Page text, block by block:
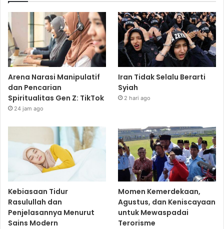
Arena Narasi Manipulatif
dan Pencarian
Spiritualitas Gen Z: TikTok
24 jam ago
Iran Tidak Selalu Berarti
Syiah
2 hari ago
Kebiasaan Tidur
Rasulullah dan
Penjelasannya Menurut
Sains Modern
Momen Kemerdekaan,
Agustus, dan Keniscayaan
untuk Mewaspadai
Terorisme